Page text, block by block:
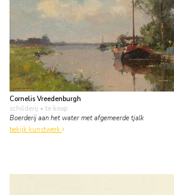
Cornelis Vreedenburgh
schilderij • te koop
Boerderij aan het water met afgemeerde tjalk
bekijk kunstwerk